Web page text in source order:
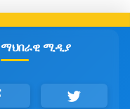
ማህበራዊ ሚዲያ